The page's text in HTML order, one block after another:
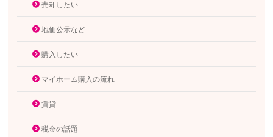
売却したい
地価公示など
購入したい
マイホーム購入の流れ
賃貸
税金の話題